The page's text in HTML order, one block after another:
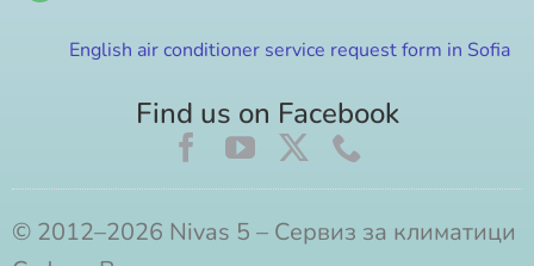
English air conditioner service request form in Sofia
Find us on Facebook
© 2012–2026 Nivas 5 – Сервиз за климатици